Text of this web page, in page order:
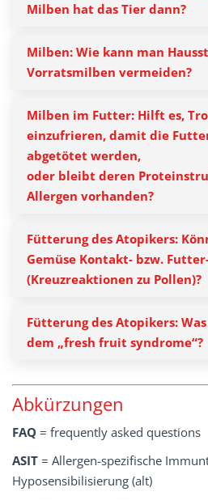
Milben hat das Tier dann?
Milben: Wie kann man
Vorratsmilben vermeiden?
Milben im Futter: Hilft es,
einzufrieren, damit die
abgetötet werden,
oder bleibt deren
Allergen vorhanden?
Fütterung des Atopikers:
Gemüse Kontakt- bzw.
(Kreuzreaktionen zu Pollen)?
Fütterung des Atopikers:
dem „fresh fruit syndrome“?
Abkürzungen
FAQ = frequently asked questions
ASIT = Allergen-spezifische
Hyposensibilisierung (alt)